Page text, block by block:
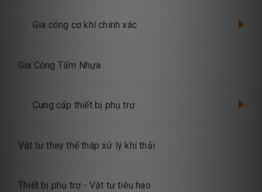
Gia công cơ khí chính xác
Gia Công Tấm Nhựa
Cung cấp thiết bị phụ trợ
Vật tư thay thế tháp xử lý khí thải
Thiết bị phụ trợ - Vật tư tiêu hao